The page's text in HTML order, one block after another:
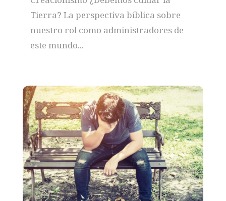
Tierra? La perspectiva bíblica sobre
nuestro rol como administradores de
este mundo...